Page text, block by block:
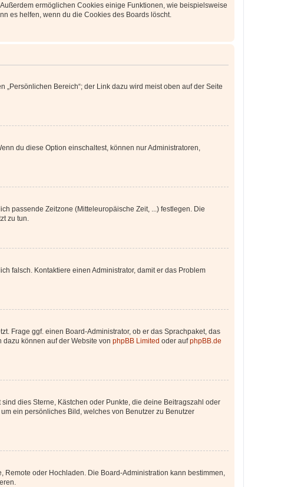
ermöglichen Cookies einige Funktionen, wie beispielsweise
es helfen, wenn du die Cookies des Boards löscht.
Bereich“; der Link dazu wird meist oben auf der Seite
du diese Option einschaltest, können nur Administratoren,
passende Zeitzone (Mitteleuropäische Zeit, ...) festlegen. Die
zu tun.
falsch. Kontaktiere einen Administrator, damit er das Problem
Frage ggf. einen Board-Administrator, ob er das Sprachpaket, das
können auf der Website von phpBB Limited oder aufphpBB.de
dies Sterne, Kästchen oder Punkte, die deine Beitragszahl oder
ein persönliches Bild, welches von Benutzer zu Benutzer
oder Hochladen. Die Board-Administration kann bestimmen,